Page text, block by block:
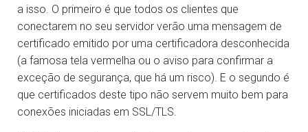
a isso. O primeiro é que todos os clientes que
conectarem no seu servidor verão uma mensagem de
certificado emitido por uma certificadora desconhecida
(a famosa tela vermelha ou o aviso para confirmar a
exceção de segurança, que há um risco). E o segundo é
que certificados deste tipo não servem muito bem para
conexões iniciadas em SSL/TLS.